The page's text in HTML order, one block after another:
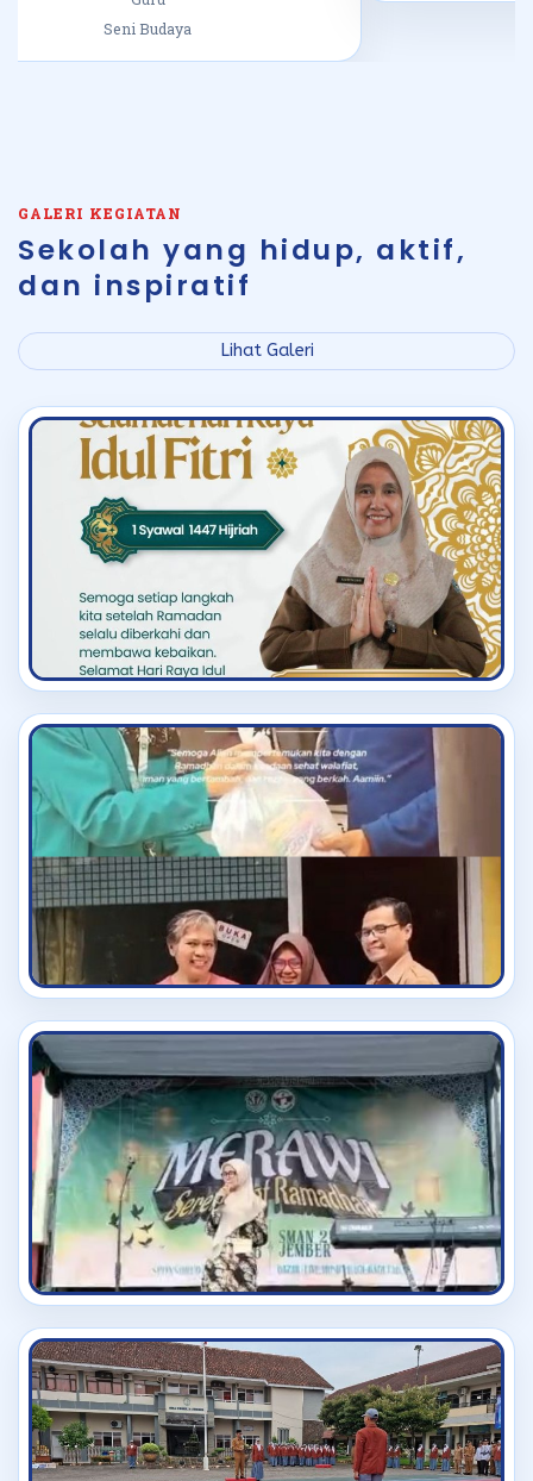
Seni Budaya
GALERI KEGIATAN
Sekolah yang hidup, aktif,
dan inspiratif
Lihat Galeri